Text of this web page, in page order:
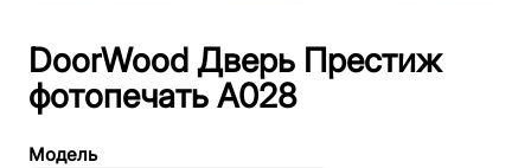
DoorWood Дверь Престиж
фотопечать А028
Модель